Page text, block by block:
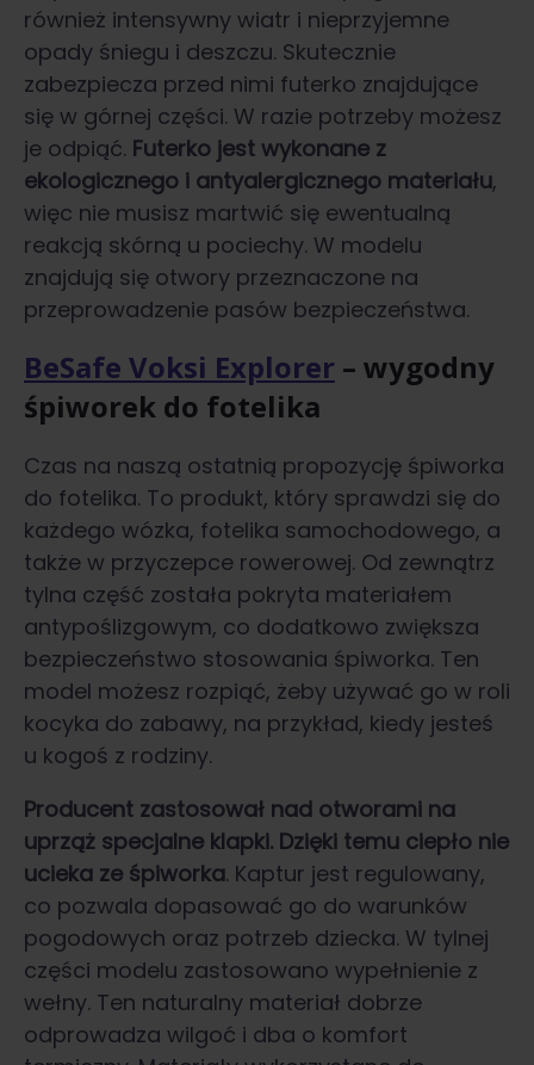
również intensywny wiatr i nieprzyjemne
opady śniegu i deszczu. Skutecznie
zabezpiecza przed nimi futerko znajdujące
się w górnej części. W razie potrzeby możesz
je odpiąć. Futerko jest wykonane z
ekologicznego i antyalergicznego materiału,
więc nie musisz martwić się ewentualną
reakcją skórną u pociechy. W modelu
znajdują się otwory przeznaczone na
przeprowadzenie pasów bezpieczeństwa.
BeSafe Voksi Explorer – wygodny
śpiworek do fotelika
Czas na naszą ostatnią propozycję śpiworka
do fotelika. To produkt, który sprawdzi się do
każdego wózka, fotelika samochodowego, a
także w przyczepce rowerowej. Od zewnątrz
tylna część została pokryta materiałem
antypoślizgowym, co dodatkowo zwiększa
bezpieczeństwo stosowania śpiworka. Ten
model możesz rozpiąć, żeby używać go w roli
kocyka do zabawy, na przykład, kiedy jesteś
u kogoś z rodziny.
Producent zastosował nad otworami na
uprząż specjalne klapki. Dzięki temu ciepło nie
ucieka ze śpiworka. Kaptur jest regulowany,
co pozwala dopasować go do warunków
pogodowych oraz potrzeb dziecka. W tylnej
części modelu zastosowano wypełnienie z
wełny. Ten naturalny materiał dobrze
odprowadza wilgoć i dba o komfort